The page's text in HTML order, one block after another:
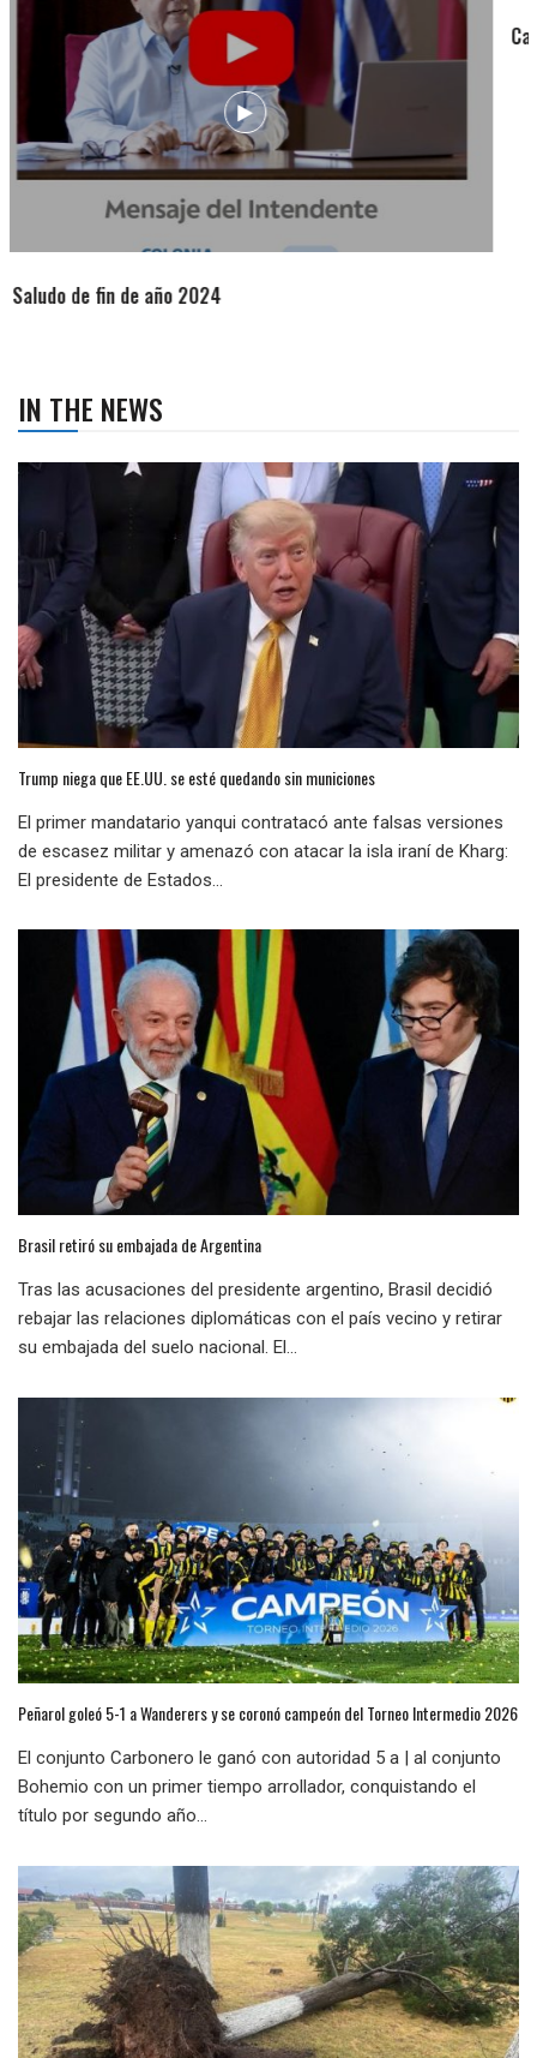
Campaña de turismo otoño-invierno
IN THE NEWS
Trump niega que EE.UU. se esté quedando sin municiones
El primer mandatario yanqui contratacó ante falsas versiones
de escasez militar y amenazó con atacar la isla iraní de Kharg:
El presidente de Estados...
Brasil retiró su embajada de Argentina
Tras las acusaciones del presidente argentino, Brasil decidió
rebajar las relaciones diplomáticas con el país vecino y retirar
su embajada del suelo nacional. El...
Peñarol goleó 5-1 a Wanderers y se coronó campeón del Torneo Intermedio 2026
El conjunto Carbonero le ganó con autoridad 5 a | al conjunto
Bohemio con un primer tiempo arrollador, conquistando el
título por segundo año...